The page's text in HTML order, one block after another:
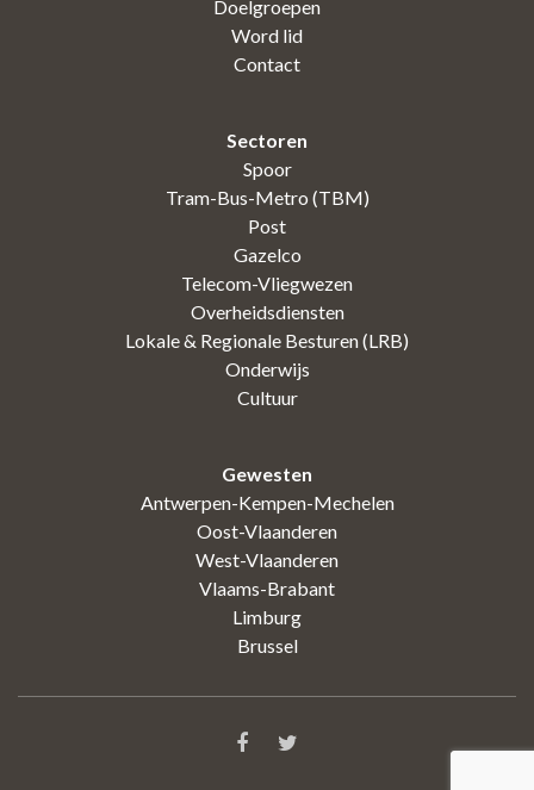
Doelgroepen
Word lid
Contact
Sectoren
Spoor
Tram-Bus-Metro (TBM)
Post
Gazelco
Telecom-Vliegwezen
Overheidsdiensten
Lokale & Regionale Besturen (LRB)
Onderwijs
Cultuur
Gewesten
Antwerpen-Kempen-Mechelen
Oost-Vlaanderen
West-Vlaanderen
Vlaams-Brabant
Limburg
Brussel